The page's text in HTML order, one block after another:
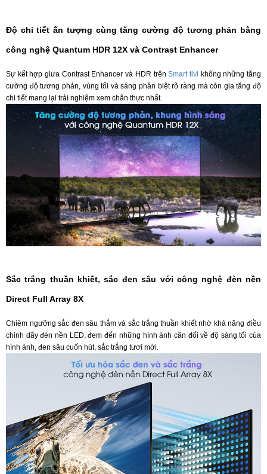
Độ chi tiết ấn tượng cùng tăng cường độ tương phản bằng
công nghệ Quantum HDR 12X và Contrast Enhancer
Sự kết hợp giưa Contrast Enhancer và HDR trênSmart tivi không những tăng
cường độ tương phản, vùng tối và sáng phân biệt rõ ràng mà còn gia tăng độ
chi tiết mang lại trải nghiệm xem chân thực nhất.
Sắc trắng thuần khiết, sắc đen sâu với công nghệ đèn nền
Direct Full Array 8X
Chiêm ngưỡng sắc đen sâu thẳm và sắc trắng thuần khiết nhờ khả năng điều
chỉnh dãy đèn nền LED, đem đến những hình ảnh cân đối về độ sáng tối của
hình ảnh, đen sâu cuốn hút, sắc trắng tươi mới.